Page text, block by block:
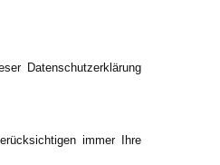
Datenschutzerklärung
immer Ihre